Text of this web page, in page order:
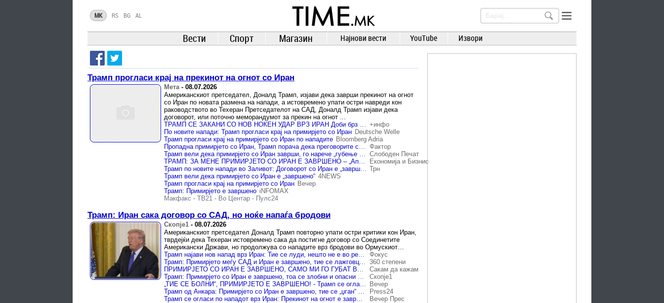
TIME.mk
ВЕСТИ
NEWS
MK RS BG AL
Вести Спорт Магазин Најнови вести YouTube Извори
Трамп прогласи крај на прекинот на огнот со Иран
Мета- 08.07.2026
Американскиот претседател, Доналд Трамп, изјави дека заврши прекинот на огнот
со Иран по новата размена на напади, а истовремено упати остри навреди кон
раководството во Техеран Претседателот на САД, Доналд Трамп изјави дека
договорот, или поточно меморандумот за прекин на огнот ...
ТРАМП СЕ ЗАКАНИ СО НОВ НОЌЕН УДАР ВРЗ ИРАН Доби брз одговор, Ормуз ќе биде затворен? +инфо
По новите напади: Трамп прогласи крај на примирјето со Иран Deutsche Welle
Трамп прогласи крај на примирјето со Иран по нападите Bloomberg Adria
Пропадна примирјето со Иран, Трамп порача дека преговорите се „губење време“
Фактор
Трамп вели дека примирјето со Иран заврши, го нарече „губење време“ Слободен Печат
ТРАМП: ЗА МЕНЕ ПРИМИРЈЕТО СО ИРАН Е ЗАВРШЕНО – „Апсолутно е клучно САД да одговорат решително“, изјави Руте
Економија и Бизнис
Трамп по новите напади во Заливот: Договорот со Иран е „завршен“ Трн
Трамп вели дека примирјето со Иран е „завршено“ 4NEWS
Трамп прогласи крај на примирјето со Иран Вечер
Трамп: Примирјето е завршено iNFOMAX
Макфакс - ТВ21 - Во Центар - Пулс24
Трамп: Иран сака договор со САД, но ноќе напаѓа бродови
Скопје1 - 08.07.2026
Американскиот претседател Доналд Трамп повторно упати остри критики кон Иран,
тврдејќи дека Техеран истовремено сака да постигне договор со Соединетите
Американски Држави, но продолжува со нападите врз бродови во Ормускиот…
Трамп најави нов напад врз Иран: Тие се луди, нешто не е во ред со тие луѓе!
Фокус
Трамп: Примирјето меѓу САД и Иран е завршено, тие се лажговци, болни луѓе 360 степени
ПРИМИРЈЕТО СО ИРАН Е ЗАВРШЕНО, САМО МИ ГО ГУБАТ ВРЕМЕТО, КАЖА ТРАМП
Сакам да кажам
Трамп: Примирјето со Иран е завршено, тоа се злобни и опасни луѓе
Скопје1
„ТИЕ СЕ БОЛНИ“, ПРИМИРЈЕТО Е ЗАВРШЕНО! - Трамп се огласи по ескалацијата во Иран
Вечер
Трамп од Анкара: Примирјето со Иран е завршено, тие се „џган“ и „лудаци“
Press24
Трамп се огласи по нападот врз Иран: Прекинот на огнот е завршен, ова се зли и болни луѓе, тие се рак
Вечер Прес